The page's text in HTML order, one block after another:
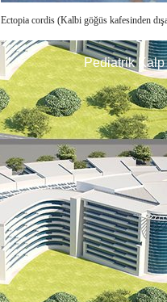
Ectopia cordis (Kalbi göğüs kafesinden
Pediatrik